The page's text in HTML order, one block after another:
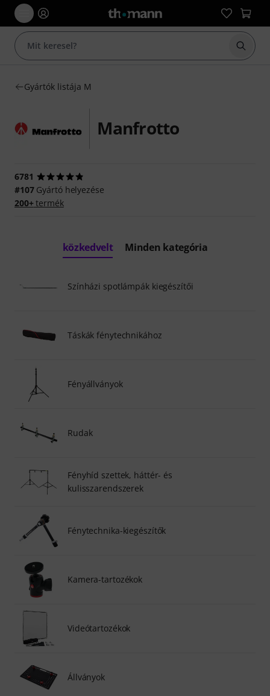
Gyártók listája M
Manfrotto
6781
#107Gyártó helyezése
200+termék
közkedvelt Minden kategória
Színházi spotlámpák kiegészítői
Táskák fénytechnikához
Fényállványok
Rudak
Fényhíd szettek, háttér- és
kulisszarendszerek
Fénytechnika-kiegészítők
Kamera-tartozékok
Videótartozékok
Állványok